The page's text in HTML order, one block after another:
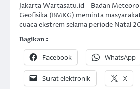
Jakarta Wartasatu.id – Badan
Geofisika (BMKG) meminta
cuaca ekstrem selama periode Natal
Bagikan :
Facebook WhatsApp
Surat elektronik X